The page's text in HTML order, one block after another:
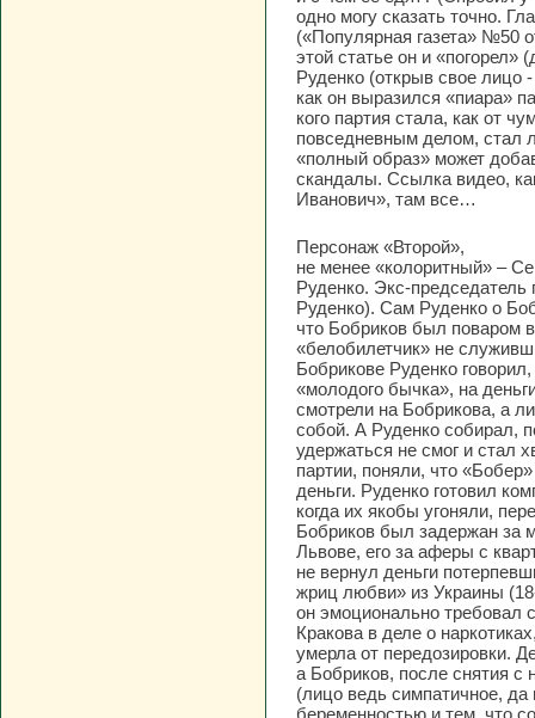
одно могу сказать точно.
(«Популярная газета» №50
этой статье он и
Руденко (открыв свое лицо
как он выразился «пиара»
кого партия стала, как от
повседневным делом, стал
«полный образ» может
скандалы. Ссылка видео,
Иванович», там все…
Персонаж «Второй»,
не менее «колоритный» –
Руденко. Экс-председатель
Руденко). Сам Руденко о
что Бобриков был поваром
«белобилетчик» не
Бобрикове Руденко
«молодого бычка», на
смотрели на Бобрикова, а
собой. А Руденко собирал,
удержаться не смог и стал
партии, поняли, что
деньги. Руденко готовил
когда их якобы угоняли,
Бобриков был задержан за
Львове, его за аферы с
не вернул деньги
жриц любви» из Украины
он эмоционально требовал
Кракова в деле о
умерла от передозировки.
а Бобриков, после снятия с
(лицо ведь симпатичное, да
беременностью и тем, что